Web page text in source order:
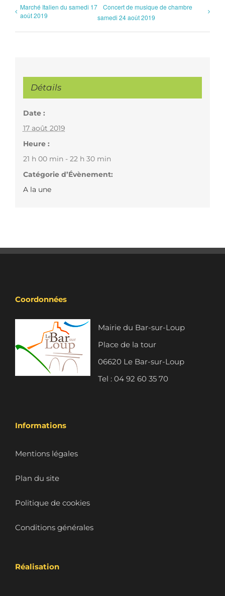
Marché Italien du samedi 17
août 2019
Concert de musique de chambre
samedi 24 août 2019
Détails
Date :
17 août 2019
Heure :
21 h 00 min - 22 h 30 min
Catégorie d’Évènement:
A la une
Coordonnées
Mairie du Bar-sur-Loup
Place de la tour
06620 Le Bar-sur-Loup
Tel : 04 92 60 35 70
Informations
Mentions légales
Plan du site
Politique de cookies
Conditions générales
Réalisation